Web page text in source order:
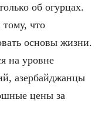
об огурцах.
что
основы жизни.
на уровне
азербайджанцы
цены за